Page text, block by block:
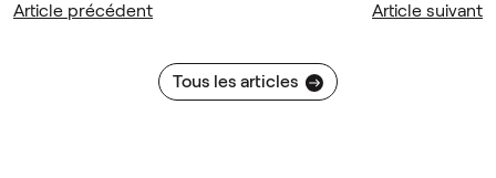
Article précédent
Tous les articles
Article suivant